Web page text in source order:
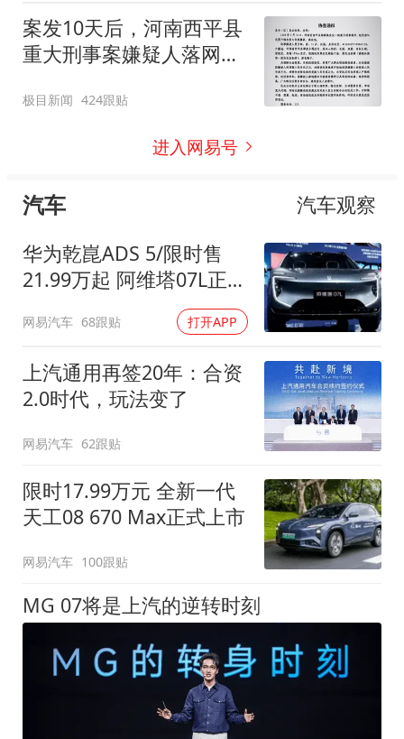
案发10天后，河南西平县
重大刑事案嫌疑人落网，
一片玉米地里被抓
极目新闻 424跟贴
进入网易号
汽车
汽车观察
华为乾崑ADS 5/限时售
21.99万起 阿维塔07L正式
网易汽车 68跟贴 打开APP
上汽通用再签20年：合资
2.0时代，玩法变了
网易汽车 62跟贴
限时17.99万元 全新一代
天工08 670 Max正式上市
网易汽车 100跟贴
MG 07将是上汽的逆转时刻